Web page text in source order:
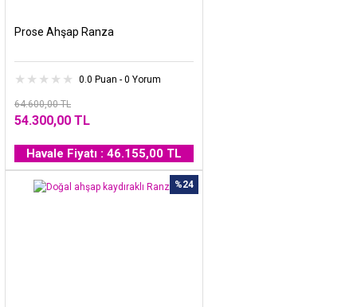
Prose Ahşap Ranza
0.0 Puan - 0 Yorum
64.600,00 TL
54.300,00 TL
Havale Fiyatı : 46.155,00 TL
%24